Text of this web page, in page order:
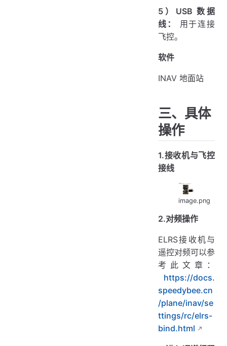
5）USB 数据
线：
用于连接
飞控。
软件
INAV 地面站
三、具体
操作
1.接收机与飞控
接线
image.png
2.对频操作
ELRS接收机与
遥控对频可以参
考此文章：
https://docs.
speedybee.cn
/plane/inav/se
ttings/rc/elrs-
bind.html